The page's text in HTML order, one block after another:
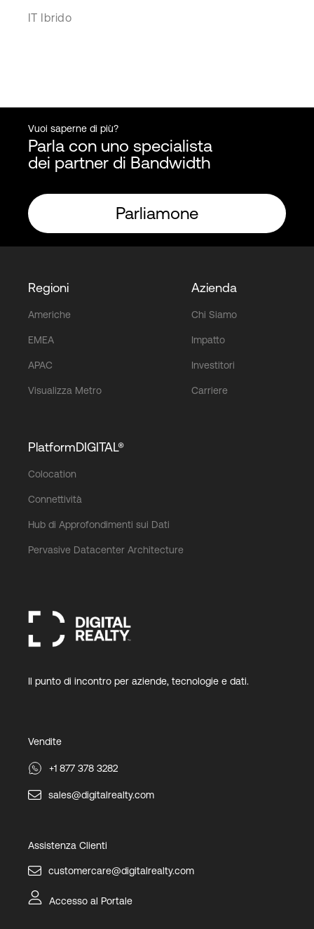
IT Ibrido
Vuoi saperne di più?
Parla con uno specialista
dei partner di Bandwidth
Parliamone
Regioni
Americhe
EMEA
APAC
Visualizza Metro
Azienda
Chi Siamo
Impatto
Investitori
Carriere
PlatformDIGITAL®
Colocation
Connettività
Hub di Approfondimenti sui Dati
Pervasive Datacenter Architecture
Il punto di incontro per aziende, tecnologie e dati.
Vendite
+1 877 378 3282
sales@digitalrealty.com
Assistenza Clienti
customercare@digitalrealty.com
Accesso al Portale